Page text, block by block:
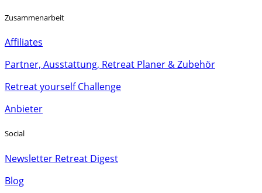
Zusammenarbeit
Affiliates
Partner, Ausstattung, Retreat Planer & Zubehör
Retreat yourself Challenge
Anbieter
Social
Newsletter Retreat Digest
Blog